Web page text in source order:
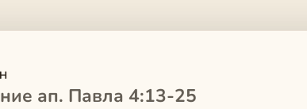
ап. Павла 4:13-25